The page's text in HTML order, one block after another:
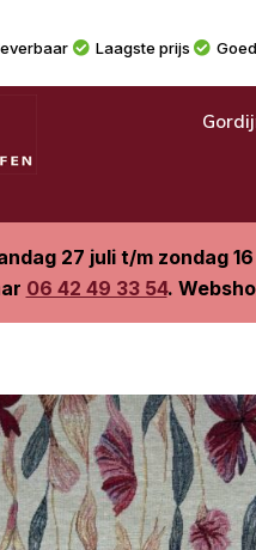
Laagste prijs
27 juli t/m zondag
06 42 49 33 54.